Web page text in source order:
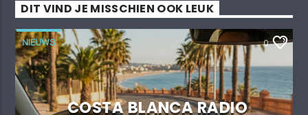
DIT VIND JE MISSCHIEN OOK LEUK
NIEUWS 0
COSTA BLANCA RADIO